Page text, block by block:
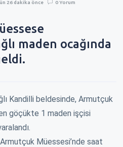
26 dakika önce 0 Yorum
maden ocağında
Kandilli beldesinde, Armutçuk
göçükte 1 maden işçisi
Müessesi’nde saat